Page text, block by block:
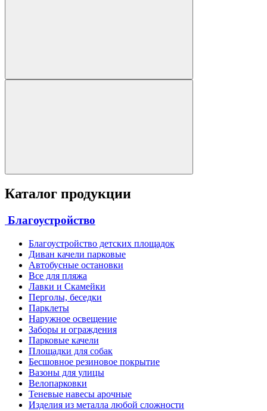
Каталог продукции
Благоустройство
Благоустройство детских площадок
Диван качели парковые
Автобусные остановки
Все для пляжа
Лавки и Скамейки
Перголы, беседки
Парклеты
Наружное освещение
Заборы и ограждения
Парковые качели
Площадки для собак
Бесшовное резиновое покрытие
Вазоны для улицы
Велопарковки
Теневые навесы арочные
Изделия из металла любой сложности